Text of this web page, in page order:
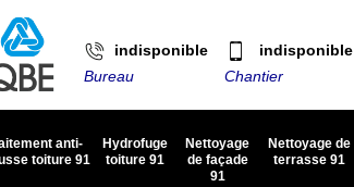
indisponible
Bureau
indisponible
Chantier
anti-
toiture 91
Hydrofuge
toiture 91
Nettoyage
de façade
91
Nettoyage de
terrasse 91